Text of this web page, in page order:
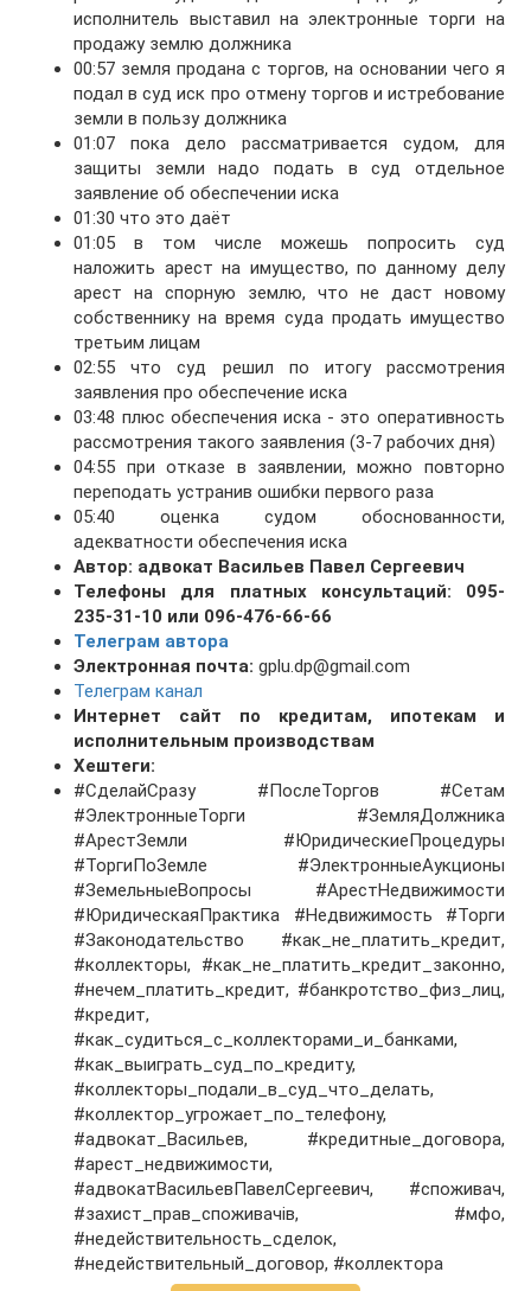
исполнитель выставил на электронные торги на
продажу землю должника
00:57 земля продана с торгов, на основании чего я
подал в суд иск про отмену торгов и истребование
земли в пользу должника
01:07 пока дело рассматривается судом, для
защиты земли надо подать в суд отдельное
заявление об обеспечении иска
01:30 что это даёт
01:05 в том числе можешь попросить суд
наложить арест на имущество, по данному делу
арест на спорную землю, что не даст новому
собственнику на время суда продать имущество
третьим лицам
02:55 что суд решил по итогу рассмотрения
заявления про обеспечение иска
03:48 плюс обеспечения иска - это оперативность
рассмотрения такого заявления (3-7 рабочих дня)
04:55 при отказе в заявлении, можно повторно
переподать устранив ошибки первого раза
05:40 оценка судом обоснованности,
адекватности обеспечения иска
Автор: адвокат Васильев Павел Сергеевич
Телефоны для платных консультаций: 095-
235-31-10 или 096-476-66-66
Телеграм автора
Электронная почта: gplu.dp@gmail.com
Телеграм канал
Интернет сайт по кредитам, ипотекам и
исполнительным производствам
Хештеги:
#СделайСразу #ПослеТоргов #Сетам
#ЭлектронныеТорги #ЗемляДолжника
#АрестЗемли #ЮридическиеПроцедуры
#ТоргиПоЗемле #ЭлектронныеАукционы
#ЗемельныеВопросы #АрестНедвижимости
#ЮридическаяПрактика #Недвижимость #Торги
#Законодательство #как_не_платить_кредит,
#коллекторы, #как_не_платить_кредит_законно,
#нечем_платить_кредит, #банкротство_физ_лиц,
#кредит,
#как_судиться_с_коллекторами_и_банками,
#как_выиграть_суд_по_кредиту,
#коллекторы_подали_в_суд_что_делать,
#коллектор_угрожает_по_телефону,
#адвокат_Васильев, #кредитные_договора,
#арест_недвижимости,
#адвокатВасильевПавелСергеевич, #споживач,
#захист_прав_споживачів, #мфо,
#недействительность_сделок,
#недействительный_договор, #коллектора